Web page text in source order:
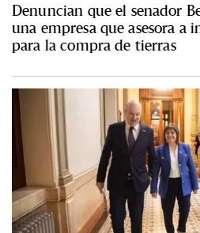
Denuncian que el senador
una empresa que asesora a
para la compra de tierras